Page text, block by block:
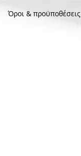
Όροι & προϋποθέσεις